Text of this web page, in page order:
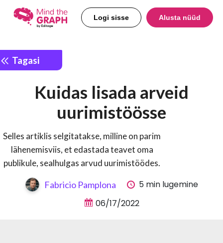
Logi sisse Alusta nüüd
Tagasi
Kuidas lisada arveid
uurimistöösse
Selles artiklis selgitatakse, milline on parim
lähenemisviis, et edastada teavet oma
publikule, sealhulgas arvud uurimistöödes.
Fabricio Pamplona
5 min lugemine
06/17/2022